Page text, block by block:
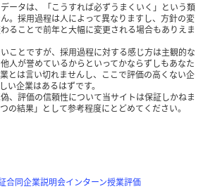
ータは、「こうすれば必ずうまくいく」という類
。採用過程は人によって異なりますし、方針の変
ることで前年と大幅に変更される場合もありえま
ことですが、採用過程に対する感じ方は主観的な
人が誉めているからといってかならずしもあなた
とは言い切れませんし、ここで評価の高くない企
い企業はあるはずです。
、評価の信頼性について当サイトは保証しかねま
の結果」として参考程度にとどめてください。
合同企業説明会インターン授業評価